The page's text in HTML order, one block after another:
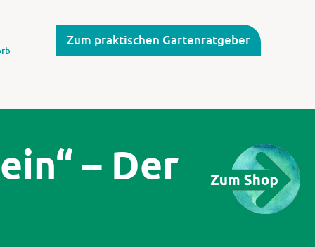
Zum praktischen Gartenratgeber
– Der